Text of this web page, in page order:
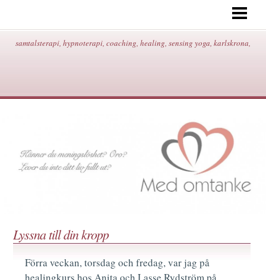
OM MIG/KONTAKT/ADRESS/
SENSING YOGA
samtalsterapi, hypnoterapi, coaching, healing, sensing yoga, karlskrona,
Lyssna till din kropp
Förra veckan, torsdag och fredag, var jag på